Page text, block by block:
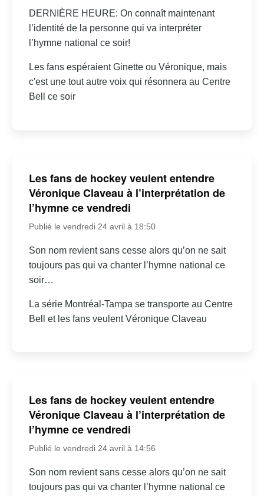
DERNIÈRE HEURE: On connaît maintenant
l’identité de la personne qui va interpréter
l’hymne national ce soir!
Les fans espéraient Ginette ou Véronique, mais
c'est une tout autre voix qui résonnera au Centre
Bell ce soir
Les fans de hockey veulent entendre
Véronique Claveau à l’interprétation de
l’hymne ce vendredi
Publié le vendredi 24 avril à 18:50
Son nom revient sans cesse alors qu’on ne sait
toujours pas qui va chanter l’hymne national ce
soir…
La série Montréal-Tampa se transporte au Centre
Bell et les fans veulent Véronique Claveau
Les fans de hockey veulent entendre
Véronique Claveau à l’interprétation de
l’hymne ce vendredi
Publié le vendredi 24 avril à 14:56
Son nom revient sans cesse alors qu’on ne sait
toujours pas qui va chanter l’hymne national ce